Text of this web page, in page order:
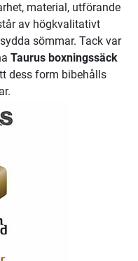
material, utförande
av högkvalitativt
sömmar. Tack var
Taurus boxningssäck
dess form bibehålls